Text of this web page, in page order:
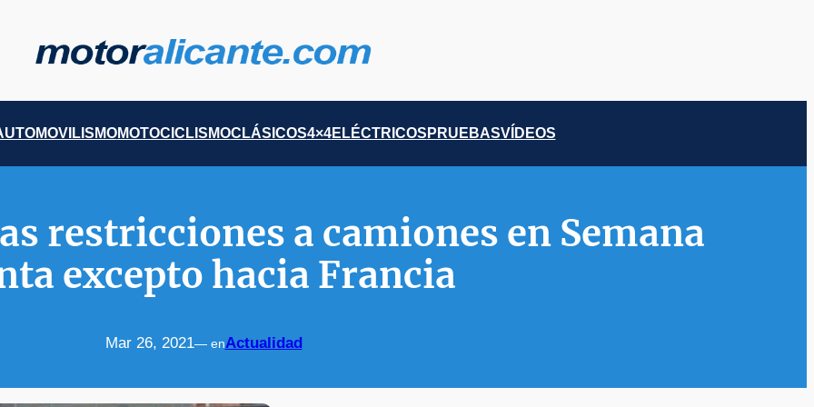
MOTOCICLISMOCLÁSICOS4×4ELÉCTRICOS PRUEBASVÍDEOS
restricciones a camiones en Semana
excepto hacia Francia
Mar 26, 2021— enActualidad